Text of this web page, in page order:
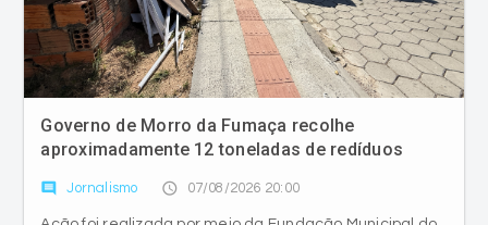
Governo de Morro da Fumaça recolhe
aproximadamente 12 toneladas de redíduos
comment Jornalismo access_time 07/08/2026 20:00